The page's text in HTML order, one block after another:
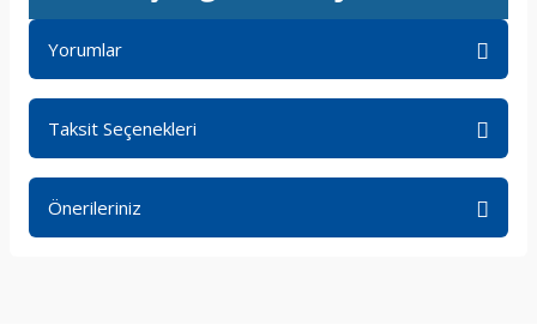
Yorumlar
Taksit Seçenekleri
Önerileriniz